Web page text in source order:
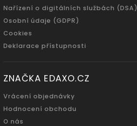
Nařízení o digitálních službách (DSA)
Osobní údaje (GDPR)
Cookies
Deklarace přístupnosti
ZNAČKA EDAXO.CZ
Vrácení objednávky
Hodnocení obchodu
O nás